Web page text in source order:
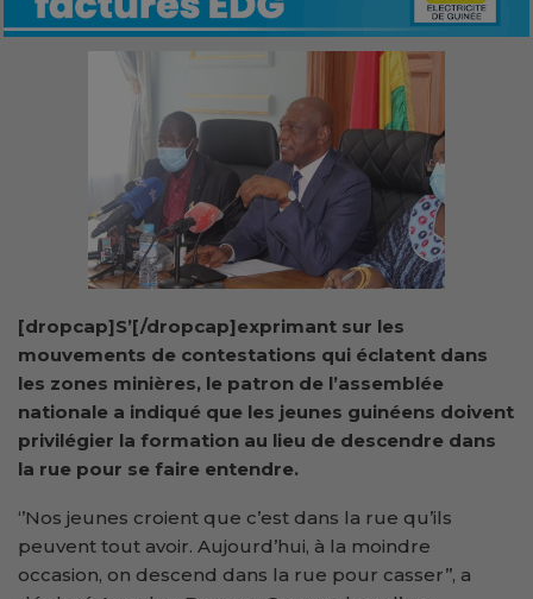
[dropcap]S’[/dropcap]exprimant sur les
mouvements de contestations qui éclatent dans
les zones minières, le patron de l’assemblée
nationale a indiqué que les jeunes guinéens doivent
privilégier la formation au lieu de descendre dans
la rue pour se faire entendre.
‘’Nos jeunes croient que c’est dans la rue qu’ils
peuvent tout avoir. Aujourd’hui, à la moindre
occasion, on descend dans la rue pour casser’’, a